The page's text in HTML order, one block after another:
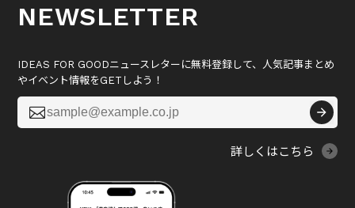
NEWSLETTER
IDEAS FOR GOODニュースレターに無料登録して、人気記事まとめ
やイベント情報をGETしよう！

詳しくはこちら